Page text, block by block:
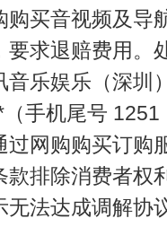
购买音视频及导
要求退赔费用。
音乐娱乐（深圳
（手机尾号
过网购购买订购
款排除消费者权
无法达成调解协